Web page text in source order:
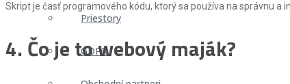
Priestory
GDPR
Skript je časť programového kódu, ktorý sa používa na správnu
4. Čo je to webový maják?